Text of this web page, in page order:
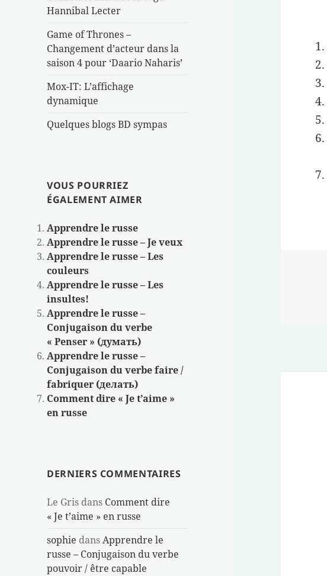
Hannibal Lecter
Game of Thrones –
Changement d’acteur dans la
saison 4 pour ‘Daario Naharis’
Mox-IT: L’affichage
dynamique
Quelques blogs BD sympas
VOUS POURRIEZ
ÉGALEMENT AIMER
Apprendre le russe
Apprendre le russe – Je veux
Apprendre le russe – Les
couleurs
Apprendre le russe – Les
insultes!
Apprendre le russe –
Conjugaison du verbe
« Penser » (думать)
Apprendre le russe –
Conjugaison du verbe faire /
fabriquer (делать)
Comment dire « Je t’aime »
en russe
DERNIERS COMMENTAIRES
Le Gris dans Comment dire
« Je t’aime » en russe
sophie dansApprendre le
russe – Conjugaison du verbe
pouvoir / être capable